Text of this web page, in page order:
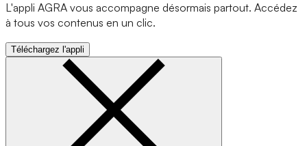
L'appli AGRA vous accompagne désormais partout. Accédez
à tous vos contenus en un clic.
Téléchargez l'appli